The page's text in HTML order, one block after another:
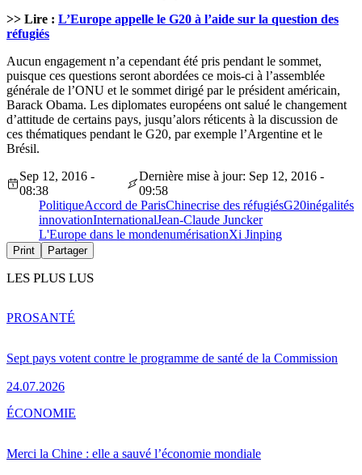
>> Lire : L’Europe appelle le G20 à l’aide sur la question des
réfugiés
Aucun engagement n’a cependant été pris pendant le sommet,
puisque ces questions seront abordées ce mois-ci à l’assemblée
générale de l’ONU et le sommet dirigé par le président américain,
Barack Obama. Les diplomates européens ont salué le changement
d’attitude de certains pays, jusqu’alors réticents à la discussion de
ces thématiques pendant le G20, par exemple l’Argentine et le
Brésil.
Sep 12, 2016 -
08:38
Dernière mise à jour: Sep 12, 2016 -
09:58
PolitiqueAccord de ParisChinecrise des réfugiésG20inégalités
innovationInternationalJean-Claude Juncker
L'Europe dans le mondenumérisationXi Jinping
Print Partager
LES PLUS LUS
Sept pays votent contre le programme de santé de la Commission
24.07.2026
PROSANTÉ
Merci la Chine : elle a sauvé l’économie mondiale
ÉCONOMIE